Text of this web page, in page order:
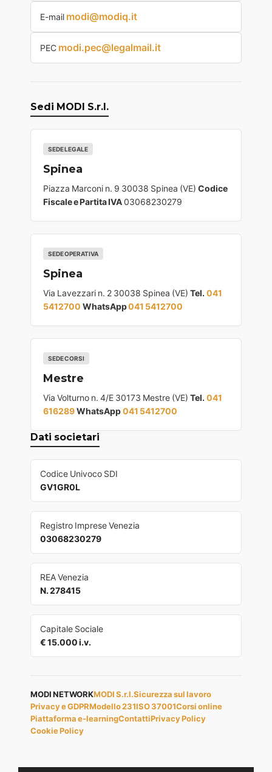
E-mail modi@modiq.it
PEC modi.pec@legalmail.it
Sedi MODI S.r.l.
SEDE LEGALE
Spinea
Piazza Marconi n. 9 30038 Spinea (VE) Codice
Fiscale e Partita IVA03068230279
SEDE OPERATIVA
Spinea
Via Lavezzari n. 2 30038 Spinea (VE) Tel. 041
5412700 WhatsApp041 5412700
SEDE CORSI
Mestre
Via Volturno n. 4/E 30173 Mestre (VE) Tel. 041
616289WhatsApp041 5412700
Dati societari
Codice Univoco SDI
GV1GR0L
Registro Imprese Venezia
03068230279
REA Venezia
N. 278415
Capitale Sociale
€ 15.000 i.v.
MODI NETWORKMODI S.r.l.Sicurezza sul lavoro
Privacy e GDPRModello 231ISO 37001Corsi online
Piattaforma e-learningContattiPrivacy Policy
Cookie Policy